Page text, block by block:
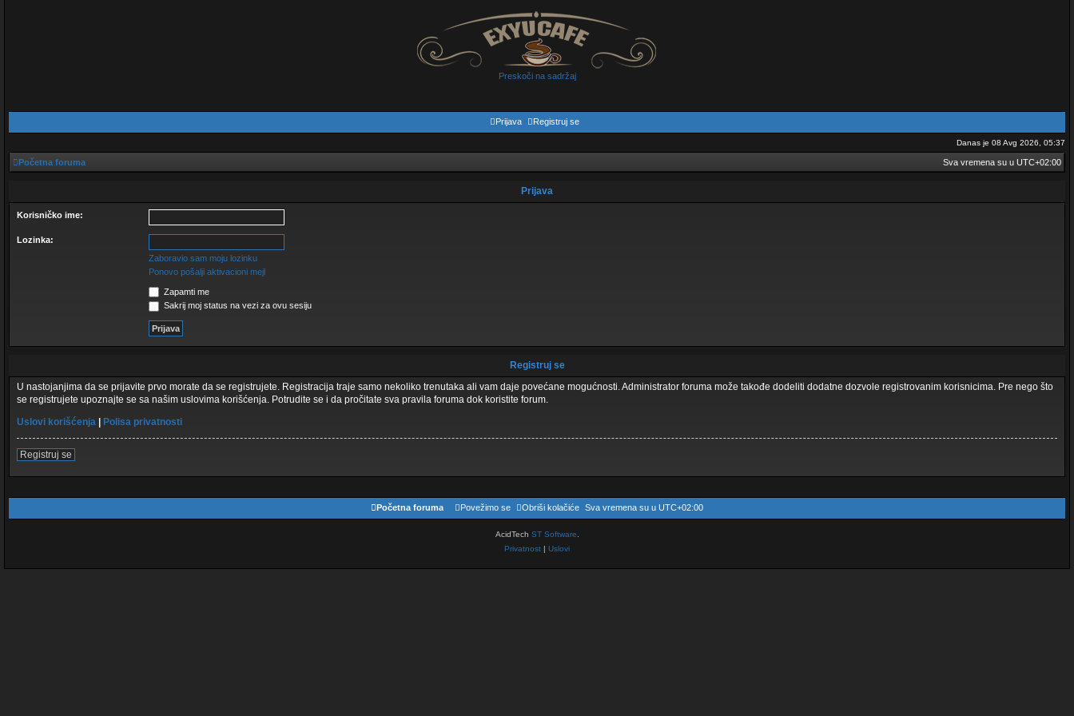
Preskoči na sadržaj
Prijava Registruj se
Danas je 08 Avg 2026, 05:37
Početna foruma Sva vremena su u UTC+02:00
Prijava
Korisničko ime:
Lozinka:
Zaboravio sam moju lozinku
Ponovo pošalji aktivacioni mejl
Zapamti me
Sakrij moj status na vezi za ovu sesiju
Registruj se
U nastojanjima da se prijavite prvo morate da se registrujete. Registracija traje samo nekoliko trenutaka ali vam daje povećane mogućnosti. Administrator foruma može takođe dodeliti dodatne dozvole registrovanim korisnicima. Pre nego što
se registrujete upoznajte se sa našim uslovima korišćenja. Potrudite se i da pročitate sva pravila foruma dok koristite forum.
Uslovi korišćenja | Polisa privatnosti
Registruj se
Početna foruma Sva vremena su u UTC+02:00
Obriši kolačiće
Povežimo se
AcidTech ST Software
Privatnost | Uslovi